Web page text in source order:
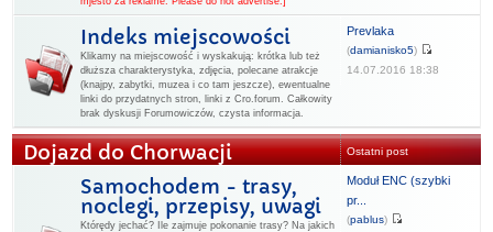
Indeks miejscowości
Klikamy na miejscowość i wyskakują: krótka lub też
dłuższa charakterystyka, zdjęcia, polecane atrakcje
(knajpy, zabytki, muzea i co tam jeszcze), ewentualne
linki do przydatnych stron, linki z Cro.forum. Całkowity
brak dyskusji Forumowiczów, czysta informacja.
Prevlaka
(damianisko5)
14.07.2016 18:38
Dojazd do Chorwacji Ostatni post
Samochodem - trasy,
noclegi, przepisy, uwagi
Którędy jechać? Ile zajmuje pokonanie trasy? Na jakich
Moduł ENC (szybki
pr...
(pablus)